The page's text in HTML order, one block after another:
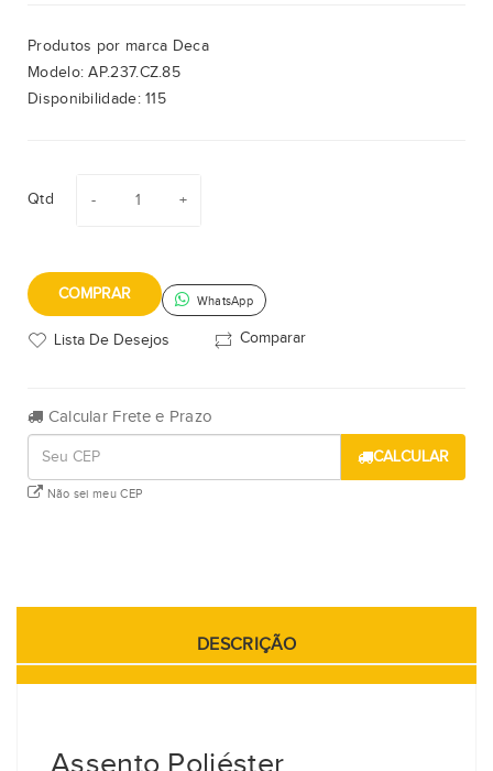
Produtos por marca Deca
Modelo:AP.237.CZ.85
Disponibilidade:115
Qtd
COMPRAR WhatsApp
Lista De Desejos Comparar
Calcular Frete e Prazo
CALCULAR
Não sei meu CEP
DESCRIÇÃO